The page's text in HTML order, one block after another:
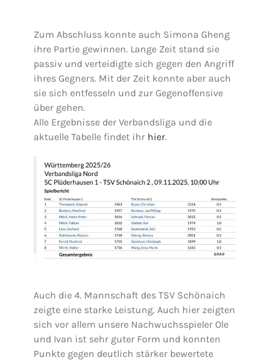
Zum Abschluss konnte auch Simona Gheng
ihre Partie gewinnen. Lange Zeit stand sie
passiv und verteidigte sich gegen den Angriff
ihres Gegners. Mit der Zeit konnte aber auch
sie sich entfesseln und zur Gegenoffensive
über gehen.
Alle Ergebnisse der Verbandsliga und die
aktuelle Tabelle findet ihr hier.
Auch die 4. Mannschaft des TSV Schönaich
zeigte eine starke Leistung. Auch hier zeigten
sich vor allem unsere Nachwuchsspieler Ole
und Ivan ist sehr guter Form und konnten
Punkte gegen deutlich stärker bewertete